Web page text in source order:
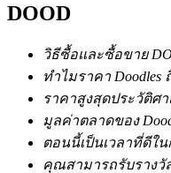
ลงทุนอัตโนมัติ
คว้าผลกำไรระยะย
DOOD
วิธีซื้อและซื้อขาย
ทำไมราคา Doodles
ราคาสูงสุดประวัติศา
มูลค่าตลาดของ
ตอนนี้เป็นเวลาที่ดีใ
คุณสามารถรับรางวั